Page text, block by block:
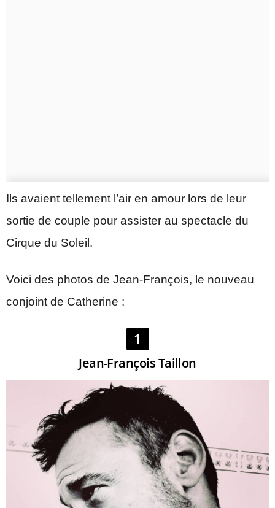
Ils avaient tellement l’air en amour lors de leur
sortie de couple pour assister au spectacle du
Cirque du Soleil.
Voici des photos de Jean-François, le nouveau
conjoint de Catherine :
1
Jean-François Taillon